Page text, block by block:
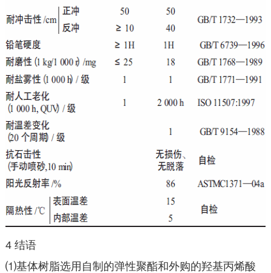
4 结语
⑴基体树脂选用自制的弹性聚酯和外购的羟基丙烯酸